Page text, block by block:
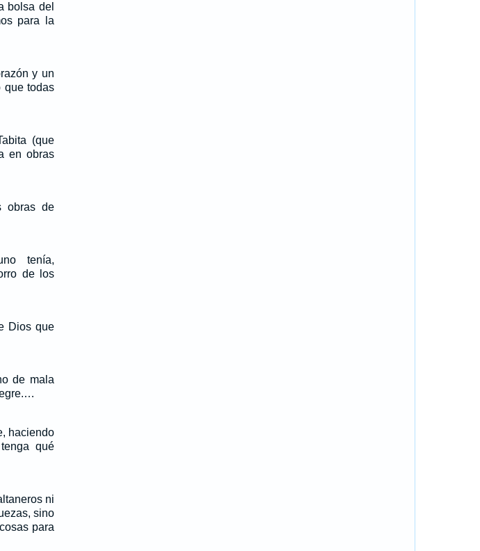
bolsa del
para la
y un
que todas
(que
en obras
obras de
tenía,
de los
Dios que
de mala
haciendo
qué
ni
sino
para